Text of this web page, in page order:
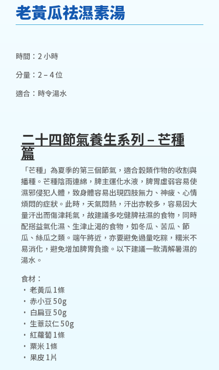
老黃瓜祛濕素湯
時間：2 小時
分量：2 – 4 位
適合：時令湯水
二十四節氣養生系列 – 芒種
篇
「芒種」為夏季的第三個節氣，適合穀類作物的收割與
播種。芒種陰雨連綿，脾主運化水液，脾胃虛弱容易使
濕邪侵犯人體，致身體容易出現四肢無力、神疲、心情
煩悶的症狀。此時，天氣悶熱，汗出亦較多，容易因大
量汗出而傷津耗氣，故建議多吃健脾祛濕的食物，同時
配搭益氣化濕、生津止渴的食物，如冬瓜、苦瓜、節
瓜、絲瓜之類。端午將近，亦要避免過量吃粽，糯米不
易消化，避免增加脾胃負擔。以下建議一款清解暑濕的
湯水。
食材：
• 老黃瓜 1條
• 赤小豆 50g
• 白扁豆 50g
• 生薏苡仁 50g
• 紅蘿蔔 1條
• 粟米 1條
• 果皮 1片